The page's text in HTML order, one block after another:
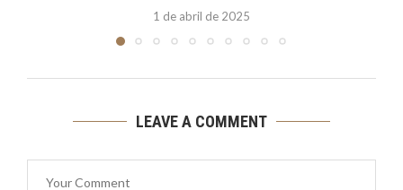
1 de abril de 2025
LEAVE A COMMENT